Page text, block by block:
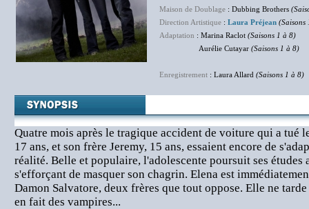
Maison de Doublage : Dubbing Brothers
Direction Artistique : Laura Préjean (Saisons
Adaptation : Marina Raclot (Saisons 1 à 8)
Aurélie Cutayar (Saisons 1 à 8)
Enregistrement : Laura Allard (Saisons 1 à 8)
Quatre mois après le tragique accident de voiture qui a tué
17 ans, et son frère Jeremy, 15 ans, essaient encore de
réalité. Belle et populaire, l'adolescente poursuit ses
s'efforçant de masquer son chagrin. Elena est
Damon Salvatore, deux frères que tout oppose. Elle ne
en fait des vampires...